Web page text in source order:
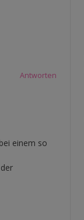
Antworten
einem so